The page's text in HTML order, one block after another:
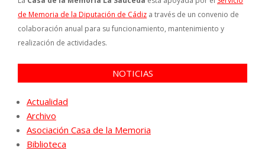
de Memoria de la Diputación de Cádiz a través de un convenio de
colaboración anual para su funcionamiento, mantenimiento y
realización de actividades.
NOTICIAS
Actualidad
Archivo
Asociación Casa de la Memoria
Biblioteca